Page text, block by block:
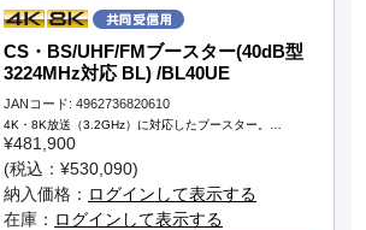
CS・BS/UHF/FMブースター(40dB型
3224MHz対応 BL) /BL40UE
JANコード: 4962736820610
4K・8K放送（3.2GHz）に対応したブースター。…
¥481,900
(税込：¥530,090)
納入価格： ログインして表示する
在庫： ログインして表示する